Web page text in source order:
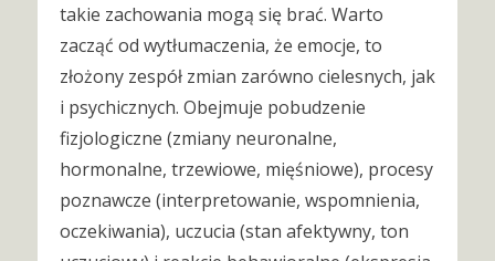
takie zachowania mogą się brać. Warto
zacząć od wytłumaczenia, że emocje, to
złożony zespół zmian zarówno cielesnych, jak
i psychicznych. Obejmuje pobudzenie
fizjologiczne (zmiany neuronalne,
hormonalne, trzewiowe, mięśniowe), procesy
poznawcze (interpretowanie, wspomnienia,
oczekiwania), uczucia (stan afektywny, ton